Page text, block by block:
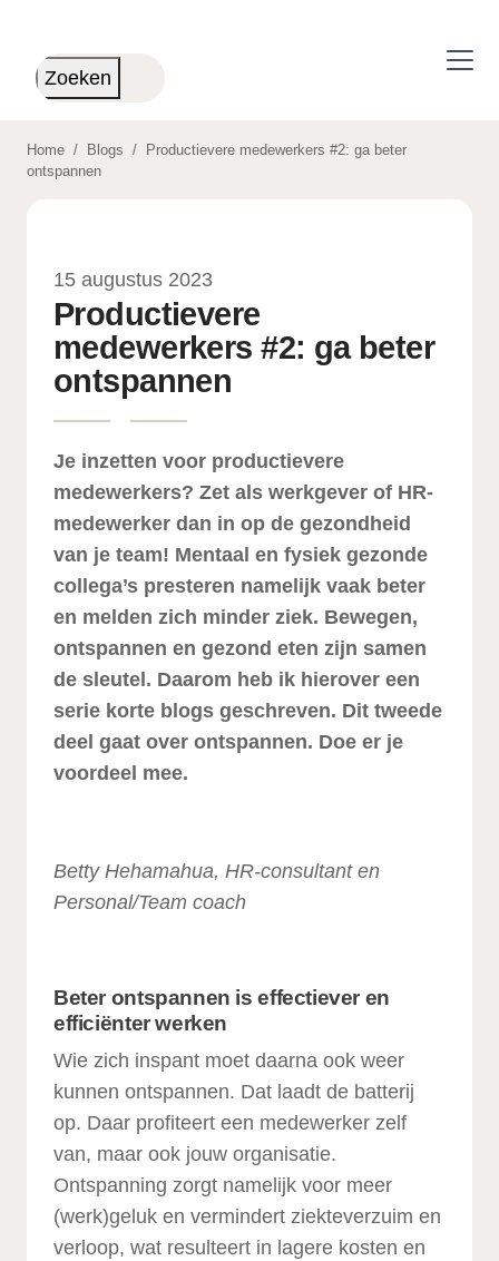
Zoeken
Home / Blogs /
Productievere medewerkers #2: ga beter
ontspannen
15 augustus 2023
Productievere
medewerkers #2: ga beter
ontspannen
Je inzetten voor productievere
medewerkers? Zet als werkgever of HR-
medewerker dan in op de gezondheid
van je team! Mentaal en fysiek gezonde
collega’s presteren namelijk vaak beter
en melden zich minder ziek. Bewegen,
ontspannen en gezond eten zijn samen
de sleutel. Daarom heb ik hierover een
serie korte blogs geschreven. Dit tweede
deel gaat over ontspannen. Doe er je
voordeel mee.
Betty Hehamahua, HR-consultant en
Personal/Team coach
Beter ontspannen is effectiever en
efficiënter werken
Wie zich inspant moet daarna ook weer
kunnen ontspannen. Dat laadt de batterij
op. Daar profiteert een medewerker zelf
van, maar ook jouw organisatie.
Ontspanning zorgt namelijk voor meer
(werk)geluk en vermindert ziekteverzuim en
verloop, wat resulteert in lagere kosten en